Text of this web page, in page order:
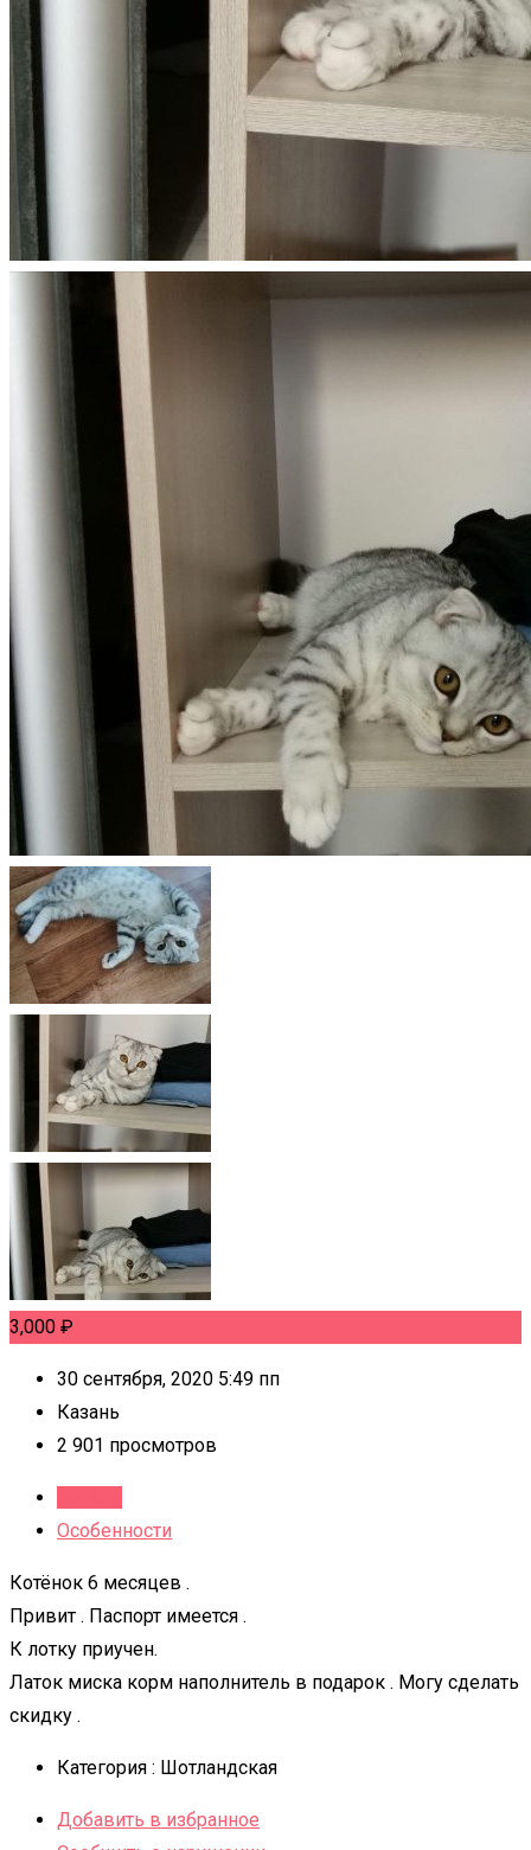
3,000 ₽
30 сентября, 2020 5:49 пп
Казань
2 901 просмотров
Особенности
Котёнок 6 месяцев .
Привит . Паспорт имеется .
К лотку приучен.
Латок миска корм наполнитель в подарок . Могу сделать
скидку .
Категория : Шотландская
Добавить в избранное